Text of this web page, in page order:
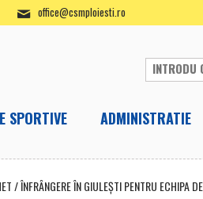
office@csmploiesti.ro
SPORTIVE ADMINISTRATIE
/ÎNFRÂNGERE ÎN GIULEŞTI PENTRU ECHIPA